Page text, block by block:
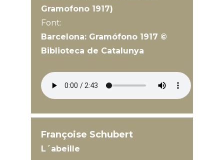
Gramofono 1917)
Font:
Barcelona: Gramófono 1917 ©
Biblioteca de Catalunya
Françoise Schubert
L´abeille